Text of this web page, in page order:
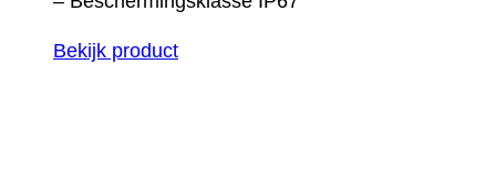
Bekijk product